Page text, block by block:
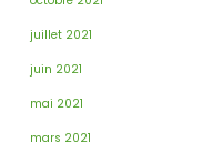
juillet 2021
juin 2021
mai 2021
mars 2021